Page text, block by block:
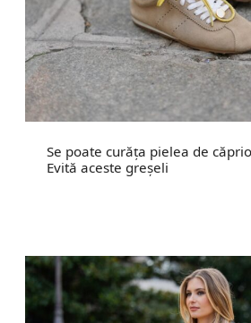
Se poate curăța pielea de
Evită aceste greșeli